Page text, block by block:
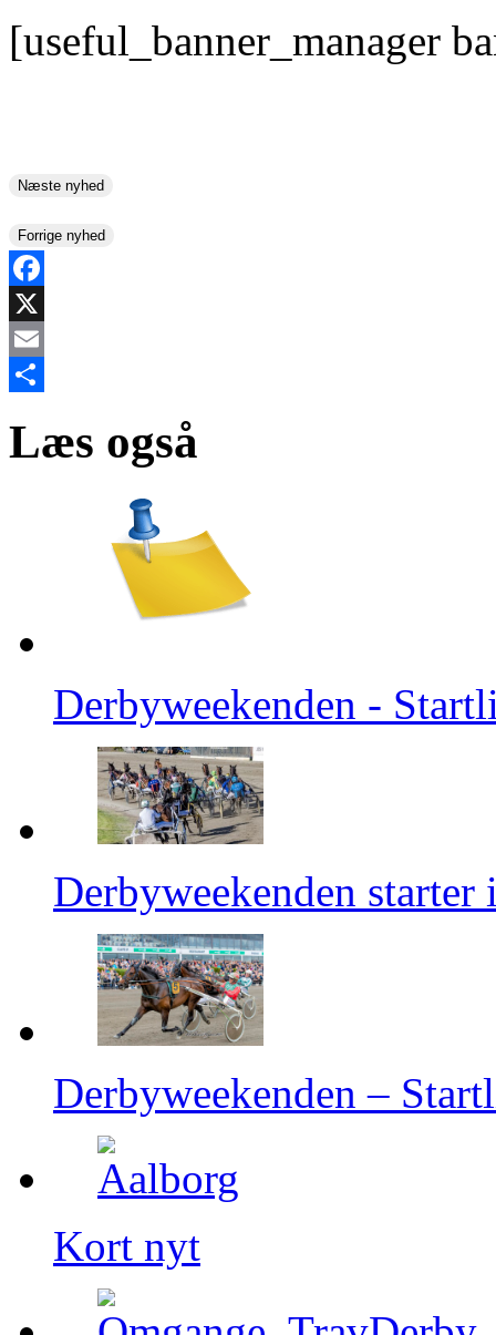
[useful_banner_manager
Næste nyhed
Forrige nyhed
Facebook
X
Email
Læs også
Derbyweekenden -
Derbyweekenden
Derbyweekenden –
Kort nyt